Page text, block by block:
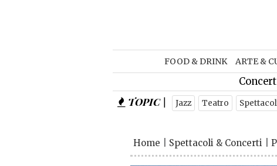
FOOD & DRINK ARTE &
TOPIC | Jazz Teatro
Home Spettacoli & Concerti